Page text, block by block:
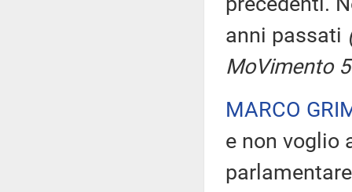
anni passati
MoVimento
MARCO
e non voglio